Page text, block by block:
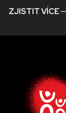
ZJISTIT VÍCE